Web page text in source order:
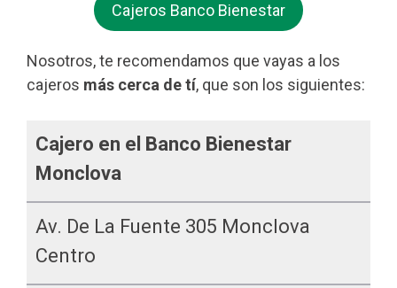
Cajeros Banco Bienestar
Nosotros, te recomendamos que vayas a los
cajeros más cerca de tí, que son los siguientes:
Cajero en el Banco Bienestar
Monclova
Av. De La Fuente 305 Monclova
Centro